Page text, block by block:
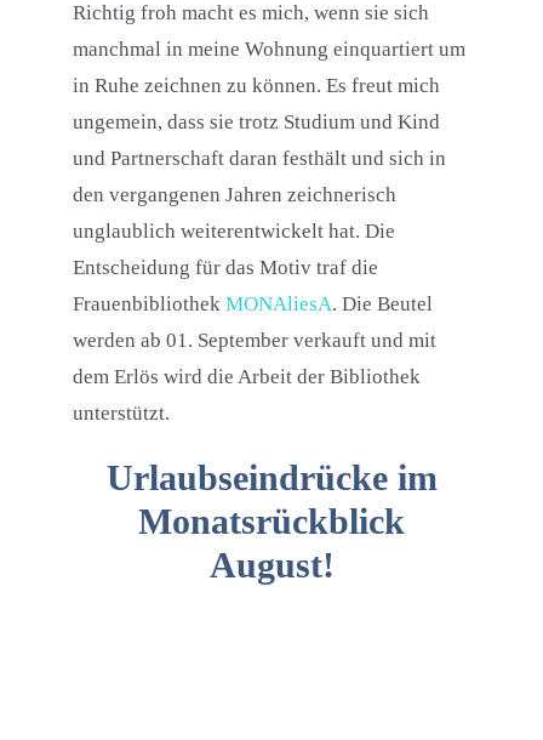
Richtig froh macht es mich, wenn sie sich
manchmal in meine Wohnung einquartiert um
in Ruhe zeichnen zu können. Es freut mich
ungemein, dass sie trotz Studium und Kind
und Partnerschaft daran festhält und sich in
den vergangenen Jahren zeichnerisch
unglaublich weiterentwickelt hat. Die
Entscheidung für das Motiv traf die
Frauenbibliothek MONAliesA. Die Beutel
werden ab 01. September verkauft und mit
dem Erlös wird die Arbeit der Bibliothek
unterstützt.
Urlaubseindrücke im
Monatsrückblick
August!